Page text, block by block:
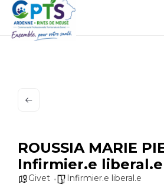
ROUSSIA MARIE
Infirmier.e liberal.e
Givet Infirmier.e liberal.e